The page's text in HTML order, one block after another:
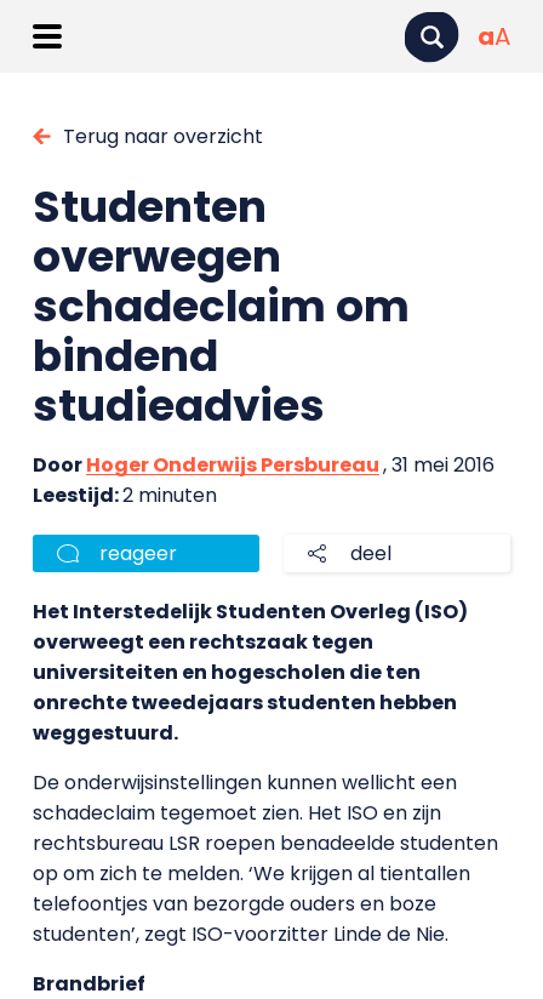
aA
Terug naar overzicht
Studenten
overwegen
schadeclaim om
bindend
studieadvies
DoorHoger Onderwijs Persbureau, 31 mei 2016
Leestijd:2 minuten
reageer deel
Het Interstedelijk Studenten Overleg (ISO)
overweegt een rechtszaak tegen
universiteiten en hogescholen die ten
onrechte tweedejaars studenten hebben
weggestuurd.
De onderwijsinstellingen kunnen wellicht een
schadeclaim tegemoet zien. Het ISO en zijn
rechtsbureau LSR roepen benadeelde studenten
op om zich te melden. ‘We krijgen al tientallen
telefoontjes van bezorgde ouders en boze
studenten’, zegt ISO-voorzitter Linde de Nie.
Brandbrief